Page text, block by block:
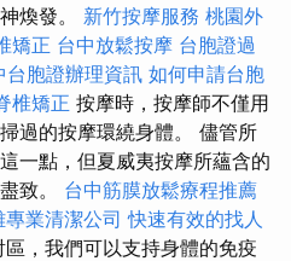
煥發。 新竹按摩服務 桃園外
矯正 台中放鬆按摩 台胞證過
台胞證辦理資訊 如何申請台胞
椎矯正 按摩時，按摩師不僅用
過的按摩環繞身體。 儘管所
一點，但夏威夷按摩所蘊含的
致。 台中筋膜放鬆療程推薦
專業清潔公司 快速有效的找人
，我們可以支持身體的免疫